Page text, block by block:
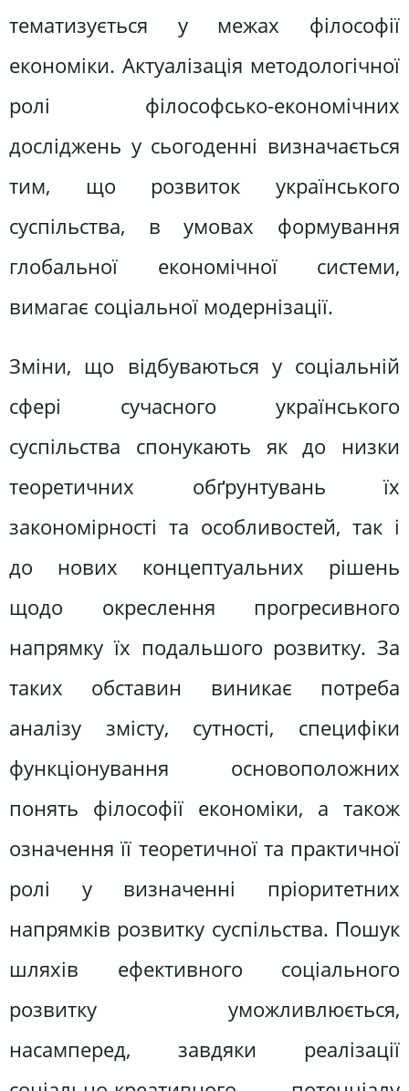
тематизується у межах філософії
економіки. Актуалізація методологічної
ролі філософсько-економічних
досліджень у сьогоденні визначається
тим, що розвиток українського
суспільства, в умовах формування
глобальної економічної системи,
вимагає соціальної модернізації.
Зміни, що відбуваються у соціальній
сфері сучасного українського
суспільства спонукають як до низки
теоретичних обґрунтувань їх
закономірності та особливостей, так і
до нових концептуальних рішень
щодо окреслення прогресивного
напрямку їх подальшого розвитку. За
таких обставин виникає потреба
аналізу змісту, сутності, специфіки
функціонування основоположних
понять філософії економіки, а також
означення її теоретичної та практичної
ролі у визначенні пріоритетних
напрямків розвитку суспільства. Пошук
шляхів ефективного соціального
розвитку уможливлюється,
насамперед, завдяки реалізації